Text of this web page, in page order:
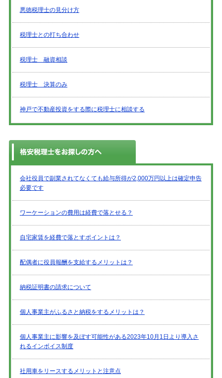
悪徳税理士の見分け方
税理士との打ち合わせ
税理士 融資相談
税理士 決算のみ
神戸で不動産投資をする際に税理士に相談する
会社役員で副業されてなくても給与所得が2,000万円以上は確定申告
必要です
ワーケーションの費用は経費で落とせる？
自宅家賃を経費で落とすポイントは？
配偶者に役員報酬を支給するメリットは？
納税証明書の請求について
個人事業主がふるさと納税をするメリットは？
個人事業主に影響を及ぼす可能性がある2023年10月1日より導入さ
れるインボイス制度
社用車をリースするメリットと注意点